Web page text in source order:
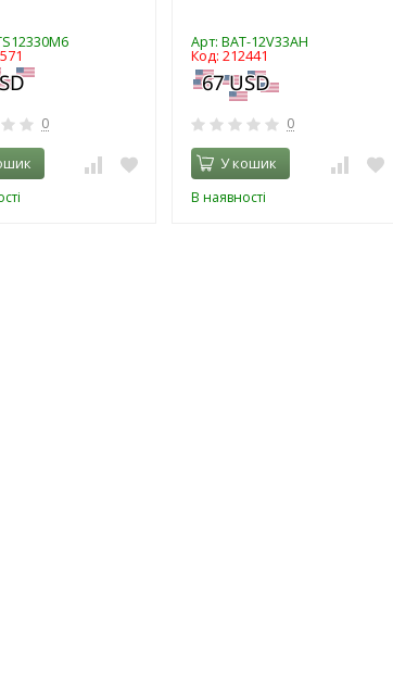
0
Арт: BAT-12V33AH
Код: 212441
0
У кошик
В наявності